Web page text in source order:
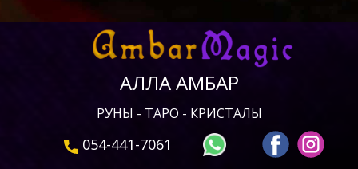
АЛЛА АМБАР
РУНЫ - ТАРО - КРИСТАЛЫ
054-441-7061